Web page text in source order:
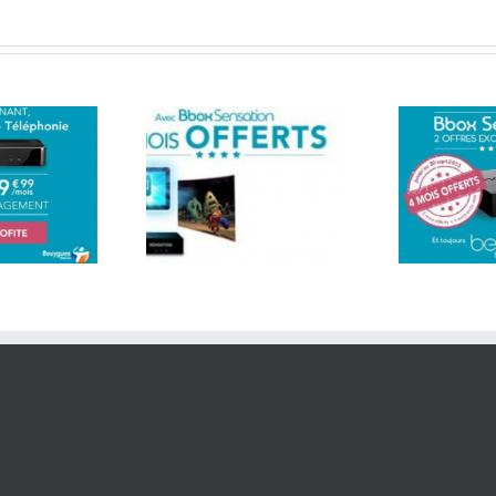
exceptionnelles
vous souhaiter la
bonne année
Bbox sensation offre 4
Bein Sport pendant 1 ans